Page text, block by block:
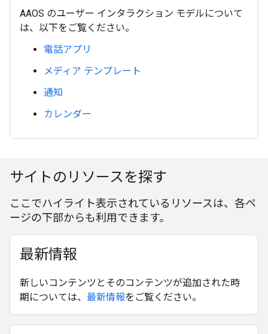
AAOS のユーザー インタラクション モデルについて
は、以下をご覧ください。
電話アプリ
メディア テンプレート
通知
カレンダー
サイトのリソースを探す
ここでハイライト表示されているリソースは、各ペ
ージの下部からも利用できます。
最新情報
新しいコンテンツとそのコンテンツが追加された時
期については、 最新情報をご覧ください。